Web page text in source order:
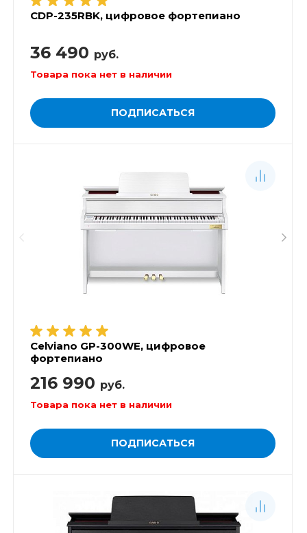
CDP-235RBK, цифровое фортепиано
36 490 руб.
Товара пока нет в наличии
ПОДПИСАТЬСЯ
Celviano GP-300WE, цифровое
фортепиано
216 990 руб.
Товара пока нет в наличии
ПОДПИСАТЬСЯ